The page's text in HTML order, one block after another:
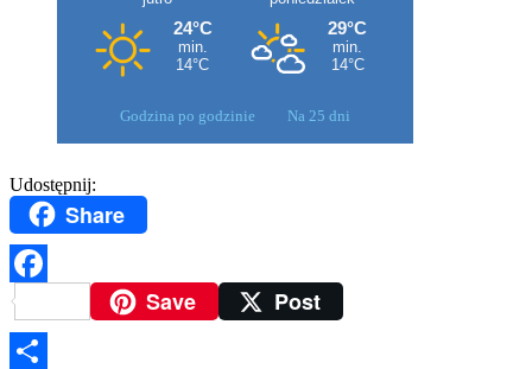
Godzina po godzinie Na 25 dni
Udostępnij:
Share
FacebookSave Post